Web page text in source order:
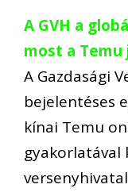
A GVH a
most a Temu
A Gazdasági
bejelentéses
kínai Temu
gyakorlatával